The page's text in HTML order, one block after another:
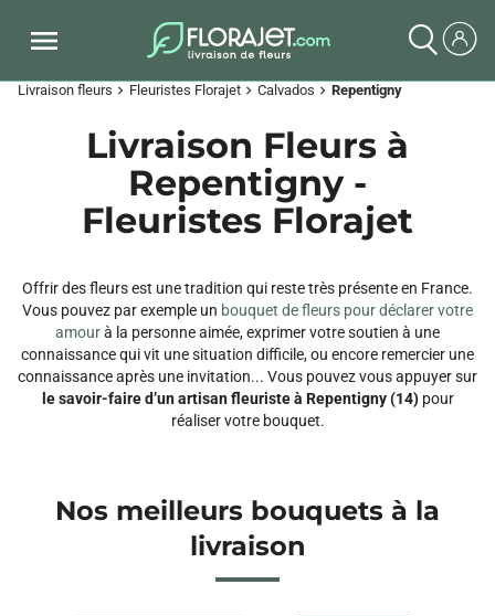
Livraison fleurs chevron_right Fleuristes Florajet chevron_right Calvados chevron_right Repentigny
Livraison Fleurs à
Repentigny -
Fleuristes Florajet
Offrir des fleurs est une tradition qui reste très présente en France.
Vous pouvez par exemple un bouquet de fleurs pour déclarer votre
amourà la personne aimée, exprimer votre soutien à une
connaissance qui vit une situation difficile, ou encore remercier une
connaissance après une invitation... Vous pouvez vous appuyer sur
le savoir-faire d’un artisan fleuriste à Repentigny (14)pour
réaliser votre bouquet.
Nos meilleurs bouquets à la
livraison